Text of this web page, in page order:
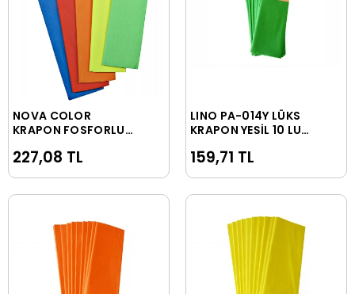
Sepete Ekle
NOVA COLOR
KRAPON FOSFORLU
227,08 TL
Sepete Ekle
LINO PA-014Y LÜKS
KRAPON YEŞİL 10 LU
159,71 TL